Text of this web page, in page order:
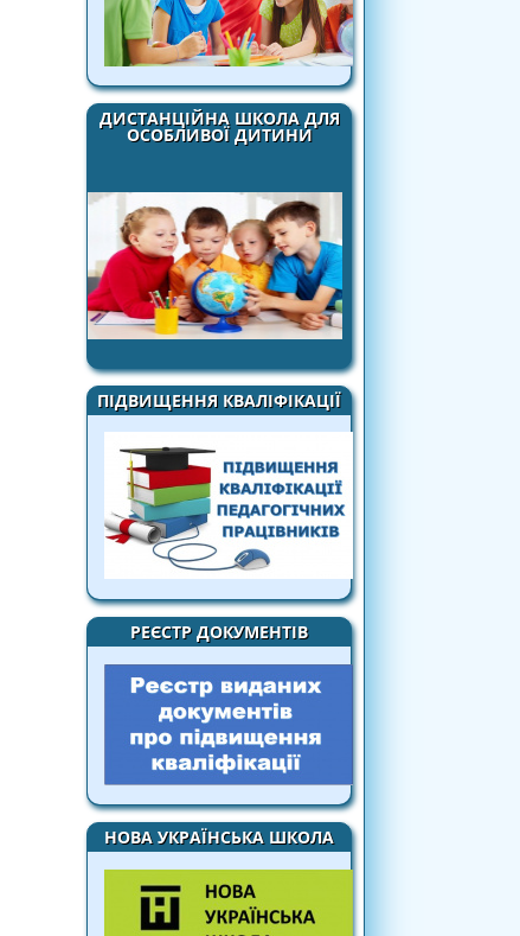
ДИСТАНЦІЙНА ШКОЛА ДЛЯ
ОСОБЛИВОЇ ДИТИНИ
ПІДВИЩЕННЯ КВАЛІФІКАЦІЇ
РЕЄСТР ДОКУМЕНТІВ
НОВА УКРАЇНСЬКА ШКОЛА